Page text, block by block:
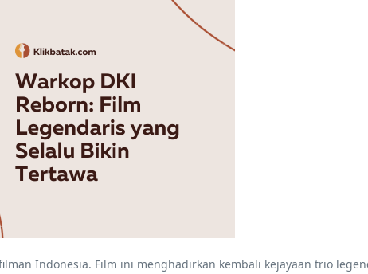
Indonesia. Film ini menghadirkan kembali kejayaan trio